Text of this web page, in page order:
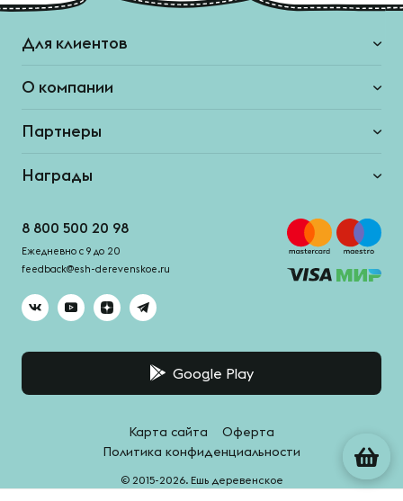
Для клиентов
О компании
Партнеры
Награды
8 800 500 20 98
Ежедневно с 9 до 20
feedback@esh-derevenskoe.ru
Google Play
© 2015-2026. Ешь деревенское
Карта сайта
Оферта
Политика конфиденциальности